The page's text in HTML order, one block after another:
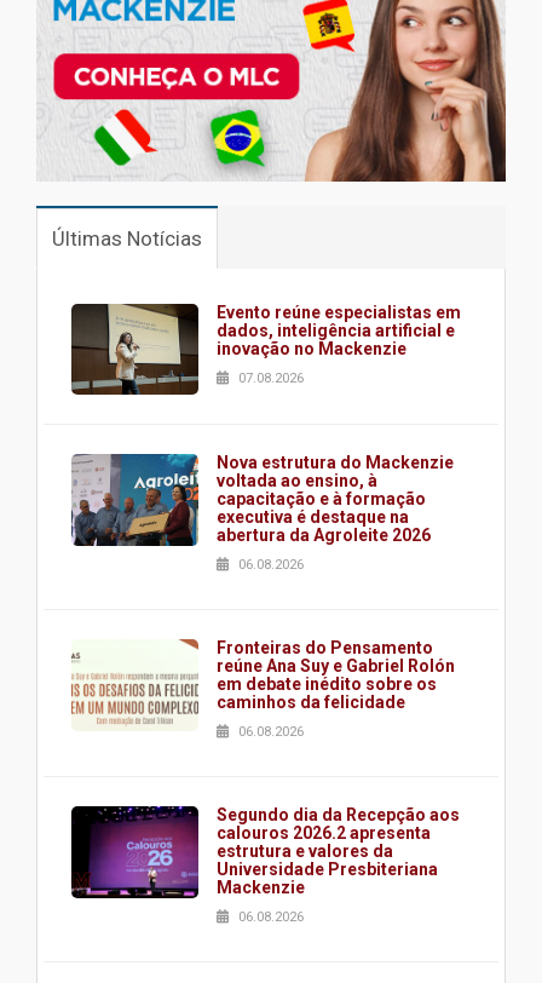
Últimas Notícias
Evento reúne especialistas em
dados, inteligência artificial e
inovação no Mackenzie
07.08.2026
Nova estrutura do Mackenzie
voltada ao ensino, à
capacitação e à formação
executiva é destaque na
abertura da Agroleite 2026
06.08.2026
Fronteiras do Pensamento
reúne Ana Suy e Gabriel Rolón
em debate inédito sobre os
caminhos da felicidade
06.08.2026
Segundo dia da Recepção aos
calouros 2026.2 apresenta
estrutura e valores da
Universidade Presbiteriana
Mackenzie
06.08.2026